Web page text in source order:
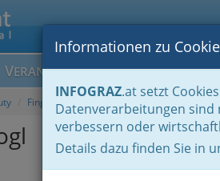
VERANSTALTUNGEN BLOGS F
Informationen zu
INFOGRAZ.at setzt
Datenverarbeitungen sind
verbessern oder
Details dazu finden Sie in
Fingernagelstudios - Schönheit und Pflege